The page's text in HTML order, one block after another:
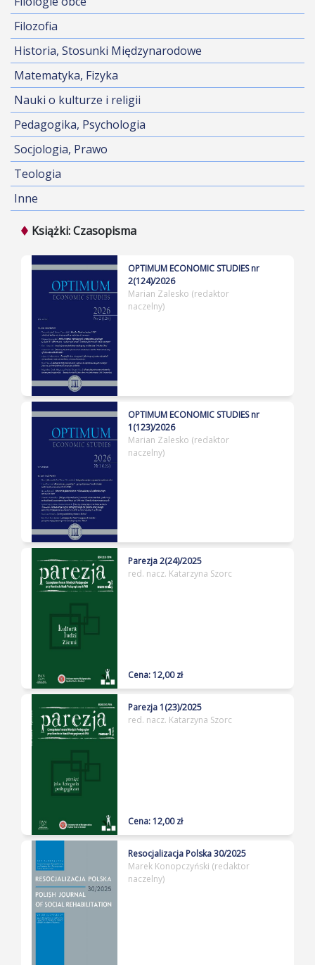
Filozofia
Historia, Stosunki Międzynarodowe
Matematyka, Fizyka
Nauki o kulturze i religii
Pedagogika, Psychologia
Socjologia, Prawo
Teologia
Inne
Książki: Czasopisma
OPTIMUM ECONOMIC STUDIES nr
2(124)/2026
Marian Zalesko (redaktor
naczelny)
OPTIMUM ECONOMIC STUDIES nr
1(123)/2026
Marian Zalesko (redaktor
naczelny)
Parezja 2(24)/2025
red. nacz. Katarzyna Szorc
Cena: 12,00 zł
Parezja 1(23)/2025
red. nacz. Katarzyna Szorc
Cena: 12,00 zł
Resocjalizacja Polska 30/2025
Marek Konopczyński (redaktor
naczelny)